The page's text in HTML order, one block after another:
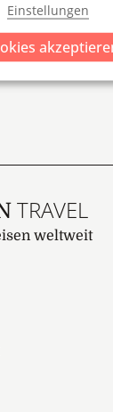
TRAVEL
weltweit
Einstellungen